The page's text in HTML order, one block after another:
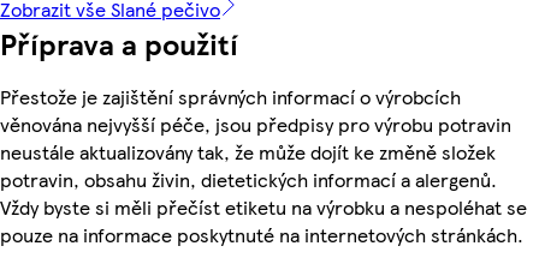
Zobrazit vše Slané pečivo
Příprava a použití
Přestože je zajištění správných informací o výrobcích
věnována nejvyšší péče, jsou předpisy pro výrobu potravin
neustále aktualizovány tak, že může dojít ke změně složek
potravin, obsahu živin, dietetických informací a alergenů.
Vždy byste si měli přečíst etiketu na výrobku a nespoléhat se
pouze na informace poskytnuté na internetových stránkách.